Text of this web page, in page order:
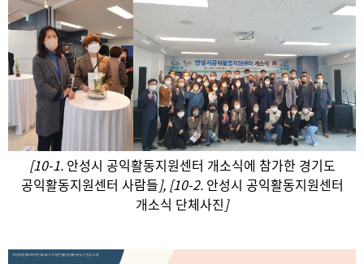
[10-1. 안성시 공익활동지원센터 개소식에 참가한 경기도
공익활동지원센터 사람들], [10-2. 안성시 공익활동지원센터
개소식 단체사진 ]